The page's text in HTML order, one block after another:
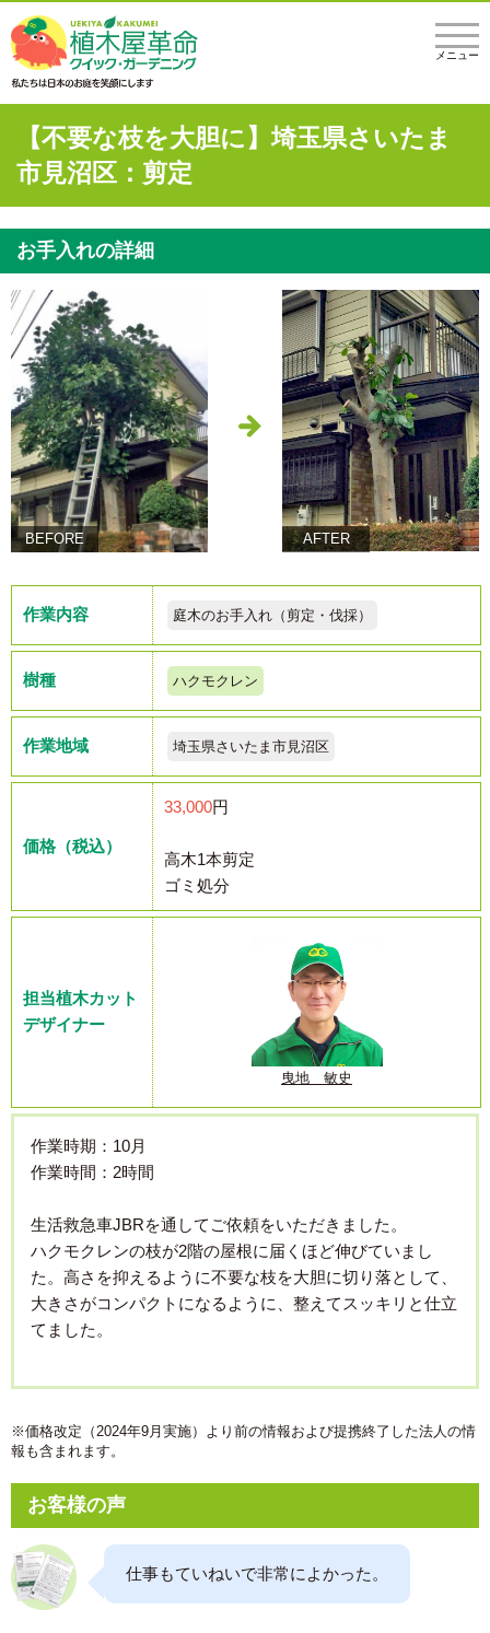
メニュー
【不要な枝を大胆に】埼玉県さいたま
市見沼区：剪定
お手入れの詳細
BEFORE AFTER
作業内容 庭木のお手入れ（剪定・伐採）
樹種 ハクモクレン
作業地域 埼玉県さいたま市見沼区
価格（税込）
33,000円
高木1本剪定
ゴミ処分
担当植木カット
デザイナー
曳地 敏史
作業時期：10月
作業時間：2時間
生活救急車JBRを通してご依頼をいただきました。
ハクモクレンの枝が2階の屋根に届くほど伸びていまし
た。高さを抑えるように不要な枝を大胆に切り落として、
大きさがコンパクトになるように、整えてスッキリと仕立
てました。
※価格改定（2024年9月実施）より前の情報および提携終了した法人の情
報も含まれます。
お客様の声
仕事もていねいで非常によかった。